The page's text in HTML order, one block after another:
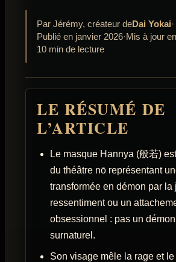
Par Jérémy, créateur deDai Yokai·
Publié en janvier 2026·Mis à jour
10 min de lecture
LE RÉSUMÉ DE
L’ARTICLE
Le masque Hannya (般若)
du théâtre nō représentant
transformée en démon par la
ressentiment ou un
obsessionnel : pas un
surnaturel.
Son visage mêle la rage et le